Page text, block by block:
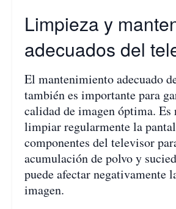
Limpieza y
adecuados del
El mantenimiento adecuado
también es importante para
calidad de imagen óptima. Es
limpiar regularmente la
componentes del televisor
acumulación de polvo y
puede afectar negativamente
imagen.